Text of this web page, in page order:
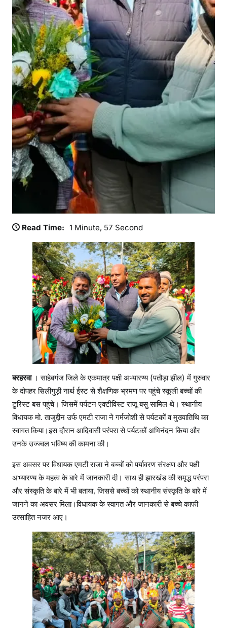
प
ट
क
प
हुं
उ
ध
वा
ल
Read Time: 1 Minute, 57 Second
बरहरवा । साहेबगंज जिले के एकमात्र पक्षी अभ्यारण्य (पतौड़ा झील) में गुरुवार
के दोपहर सिलीगुड़ी नार्थ ईस्ट से शैक्षणिक भ्रमण पर पहुंचे स्कूली बच्चों की
टुरिस्ट बस पहुंचे। जिसमें पर्यटन एक्टीविस्ट राजू बसु सामिल थे। स्थानीय
विधायक मो. ताजुद्दीन उर्फ एमटी राजा ने गर्मजोशी से पर्यटकों व मुख्यातिथि का
स्वागत किया।इस दौरान आदिवासी परंपरा से पर्यटकों अभिनंदन किया और
उनके उज्ज्वल भविष्य की कामना की।
इस अवसर पर विधायक एमटी राजा ने बच्चों को पर्यावरण संरक्षण और पक्षी
अभ्यारण्य के महत्व के बारे में जानकारी दी। साथ ही झारखंड की समृद्ध परंपरा
और संस्कृति के बारे में भी बताया, जिससे बच्चों को स्थानीय संस्कृति के बारे में
जानने का अवसर मिला।विधायक के स्वागत और जानकारी से बच्चे काफी
उत्साहित नजर आए।